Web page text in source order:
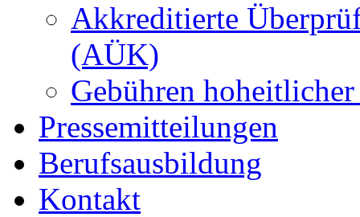
Akkreditierte
(AÜK)
Gebühren
Pressemitteilungen
Berufsausbildung
Kontakt